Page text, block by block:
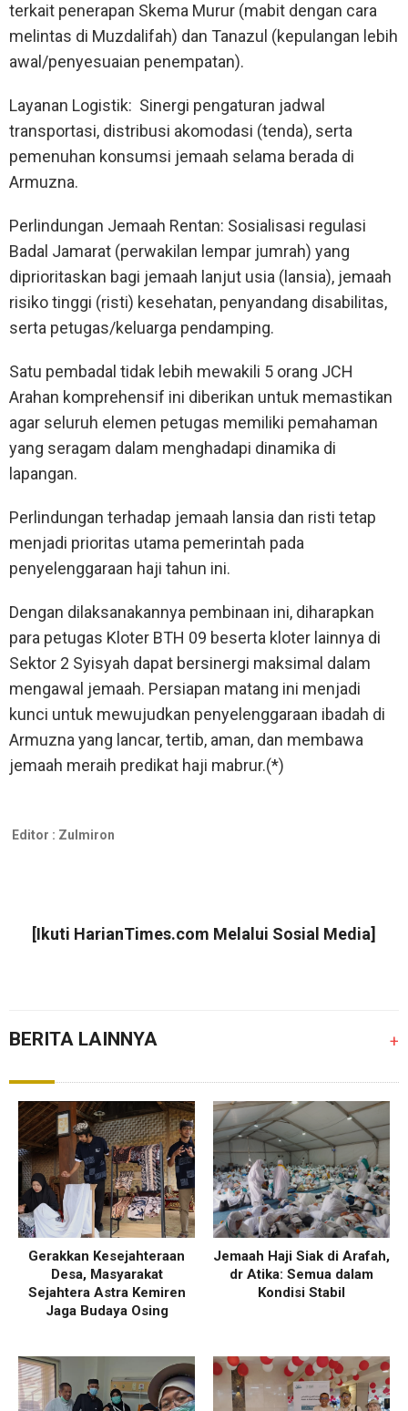
terkait penerapan Skema Murur (mabit dengan cara
melintas di Muzdalifah) dan Tanazul (kepulangan lebih
awal/penyesuaian penempatan).
Layanan Logistik: Sinergi pengaturan jadwal
transportasi, distribusi akomodasi (tenda), serta
pemenuhan konsumsi jemaah selama berada di
Armuzna.
Perlindungan Jemaah Rentan: Sosialisasi regulasi
Badal Jamarat (perwakilan lempar jumrah) yang
diprioritaskan bagi jemaah lanjut usia (lansia), jemaah
risiko tinggi (risti) kesehatan, penyandang disabilitas,
serta petugas/keluarga pendamping.
Satu pembadal tidak lebih mewakili 5 orang JCH
Arahan komprehensif ini diberikan untuk memastikan
agar seluruh elemen petugas memiliki pemahaman
yang seragam dalam menghadapi dinamika di
lapangan.
Perlindungan terhadap jemaah lansia dan risti tetap
menjadi prioritas utama pemerintah pada
penyelenggaraan haji tahun ini.
Dengan dilaksanakannya pembinaan ini, diharapkan
para petugas Kloter BTH 09 beserta kloter lainnya di
Sektor 2 Syisyah dapat bersinergi maksimal dalam
mengawal jemaah. Persiapan matang ini menjadi
kunci untuk mewujudkan penyelenggaraan ibadah di
Armuzna yang lancar, tertib, aman, dan membawa
jemaah meraih predikat haji mabrur.(*)
Editor : Zulmiron
[Ikuti HarianTimes.com Melalui Sosial Media]
BERITA LAINNYA +
Gerakkan Kesejahteraan
Desa, Masyarakat
Sejahtera Astra Kemiren
Jaga Budaya Osing
Jemaah Haji Siak di Arafah,
dr Atika: Semua dalam
Kondisi Stabil